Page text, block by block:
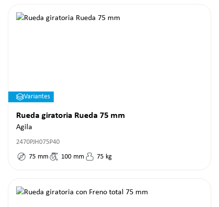
Variantes
Rueda giratoria Rueda 75 mm
Agila
2470PJH075P40
75 mm 100 mm 75 kg